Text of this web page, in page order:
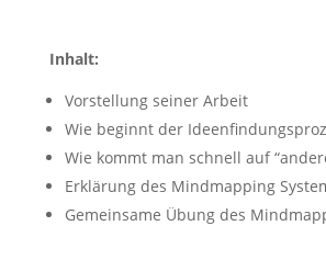
Inhalt:
Vorstellung seiner Arbeit
Wie beginnt der
Wie kommt man schnell auf
Erklärung des Mindmapping
Gemeinsame Übung des